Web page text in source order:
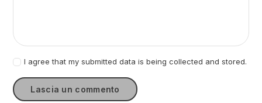
I agree that my submitted data is being collected and stored.